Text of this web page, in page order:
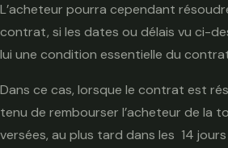
L’acheteur pourra cependant
contrat, si les dates ou délais vu ci-
lui une condition essentielle du
Dans ce cas, lorsque le contrat est
tenu de rembourser l’acheteur de la
versées, au plus tard dans les 14